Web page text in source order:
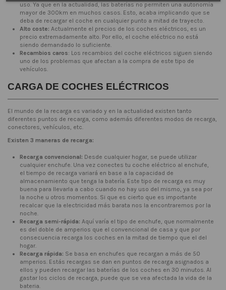
uso. Ya que en la actualidad, las baterías no permiten una autonomía
mayor de 300km en muchos casos. Esto, acaba implicando que se
deba de recargar el coche en cualquier punto a mitad de trayecto.
Alto coste: Actualmente el precios de los coches eléctricos, es un
precio extremadamente alto. Por ello, el coche eléctrico no está
siendo demandado lo suficiente.
Recambios caros: Los recambios del coche eléctricos siguen siendo
uno de los problemas que afectan a la compra de este tipo de
vehículos.
CARGA DE COCHES ELÉCTRICOS
El mundo de la recarga es variado y en la actualidad existen tanto
diferentes puntos de recarga, como además diferentes modos de recarga,
conectores, vehículos, etc.
Existen 3 maneras de recarga:
Recarga convencional: Desde cualquier hogar, se puede utilizar
cualquier enchufe. Una vez conectes tu coche eléctrico al enchufe,
el tiempo de recarga variará en base a la capacidad de
almacenamiento que tenga la batería. Este tipo de recarga es muy
buena para llevarla a cabo cuando no hay uso del mismo, ya sea por
la noche u otros momentos. Si que es cierto que es importante
recalcar que la electricidad más barata nos la encontraremos por la
noche.
Recarga semi-rápida: Aquí varía el tipo de enchufe, que normalmente
es del doble de amperios que el convencional de casa y que por
consecuencia recarga los coches en la mitad de tiempo que el del
hogar.
Recarga rápida: Se basa en enchufes que recargan a más de 50
amperios. Estás recargas se dan en puntos de recarga asignados a
ellos y pueden recargar las baterías de los coches en 30 minutos. Al
gastar los ciclos de recarga, puede que se vea afectada la vida de la
bateria.